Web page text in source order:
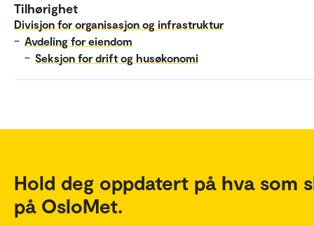
Tilhørighet
Divisjon for organisasjon og infrastruktur
– Avdeling for eiendom
– Seksjon for drift og husøkonomi
Hold deg oppdatert på hva som
på OsloMet.